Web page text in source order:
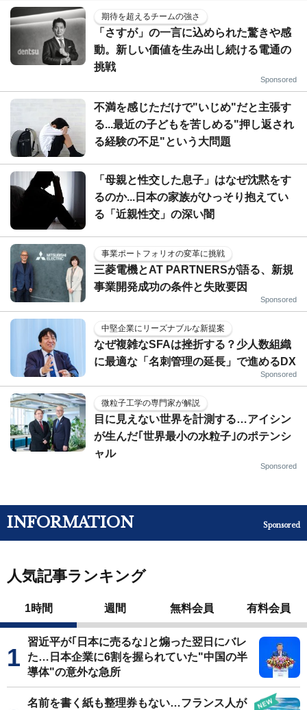
期待を超えるチームの強さ
「さすが」の一言に込められた驚きや感
動。新しい価値を生み出し続ける電通の
挑戦
Sponsored
不満を感じただけで"いじめ"だと主張す
る...最近の子どもを苦しめる"押し返され
る経験の不足"という大問題
「母親と性交した息子」はなぜ沈黙をす
るのか...日本の家族がひっそり抱えてい
る「近親性交」の深い闇
事業ポートフォリオの変革に挑戦
三菱電機とAT PARTNERSが語る、新規
事業開発成功の条件と失敗要因
Sponsored
中堅企業にリーズナブルな新提案
なぜ複雑なSFAは挫折する？少人数組織
に最適な「名刺管理の延長」で進めるDX
Sponsored
微粒子工学の専門家が解説
目に見えない世界を計測する…アイシン
が生んだ｢世界最小の水粒子｣のポテンシ
ャル
Sponsored
INFORMATION Sponsored
人気記事ランキング
1時間 週間 無料会員 有料会員
習近平が｢日本に売るな｣と煽った翌日にバレ
た…日本企業に6割を握られていた"中国の半
導体"の意外な急所
名前を書く紙も整理券もない…フランス人が